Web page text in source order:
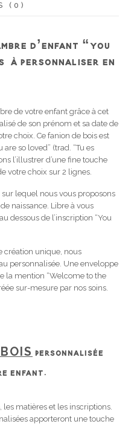
(0)
D’ENFANT “YOU
À PERSONNALISER EN
de votre enfant grâce à cet
de son prénom et sa date de
choix. Ce fanion de bois est
so loved” (trad. “Tu es
l’illustrer d’une fine touche
votre choix sur 2 lignes.
lequel nous vous proposons
naissance. Libre à vous
dessous de l’inscription “You
création unique, nous
personnalisée. Une enveloppe
la mention “Welcome to the
sur-mesure par nos soins.
PERSONNALISÉE
ENFANT.
les matières et les inscriptions.
apporteront une touche